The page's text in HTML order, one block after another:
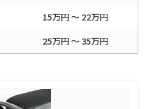
15万円 ～ 22万円
25万円 ～ 35万円